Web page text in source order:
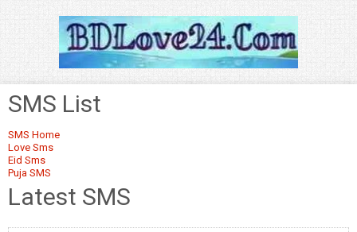
SMS List
SMS Home
Love Sms
Eid Sms
Puja SMS
Latest SMS